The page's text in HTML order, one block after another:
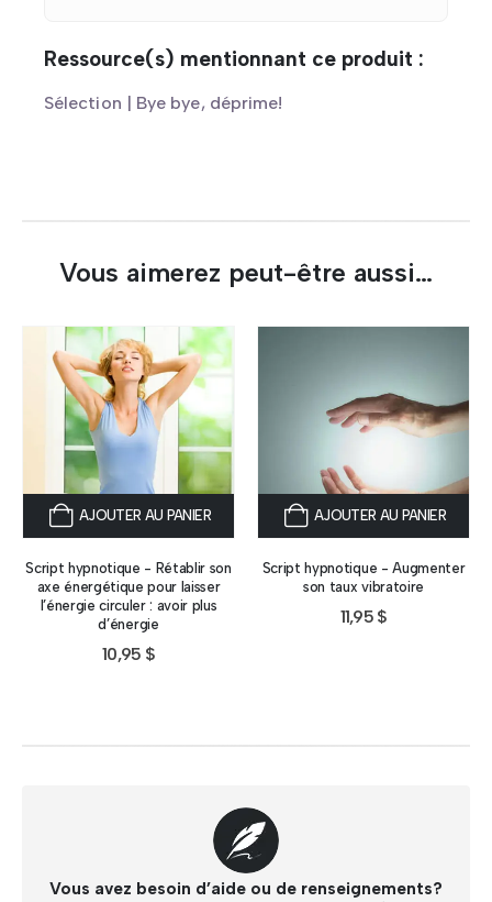
Ressource(s) mentionnant ce produit :
Sélection | Bye bye, déprime!
Vous aimerez peut-être aussi…
AJOUTER AU PANIER
Script hypnotique - Rétablir son
axe énergétique pour laisser
l’énergie circuler : avoir plus
d’énergie
10,95 $
AJOUTER AU PANIER
Script hypnotique - Augmenter
son taux vibratoire
11,95 $
Vous avez besoin d’aide ou de renseignements?